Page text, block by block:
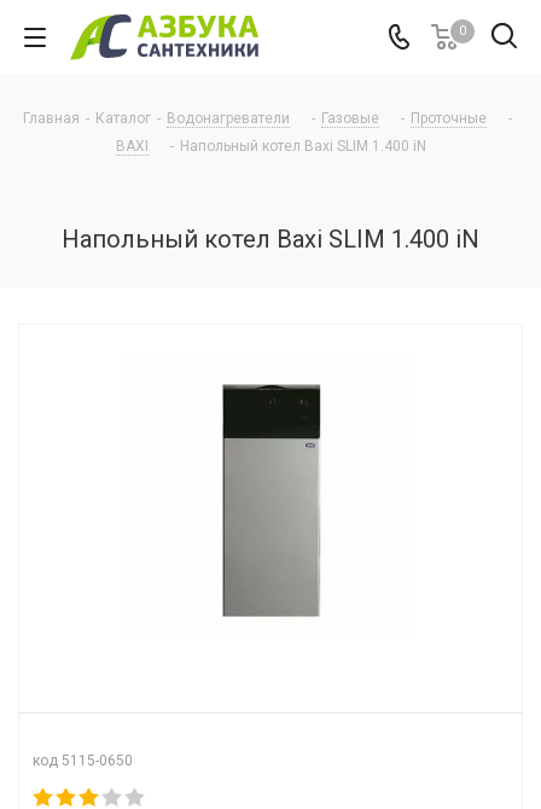
0
Главная - Каталог - Водонагреватели - Газовые - Проточные
-
BAXI
- Напольный котел Baxi SLIM 1.400 iN
Напольный котел Baxi SLIM 1.400 iN
код 5115-0650